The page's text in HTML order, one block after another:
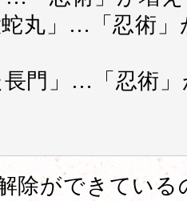
蛇丸」…「忍術
長門」…「忍術
除ができている